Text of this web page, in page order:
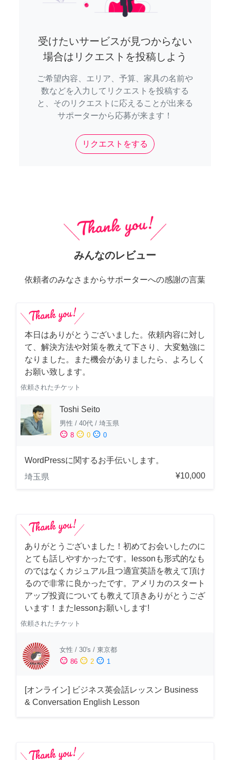
受けたいサービスが見つからない
場合はリクエストを投稿しよう
ご希望内容、エリア、予算、家具の名前や
数などを入力してリクエストを投稿する
と、そのリクエストに応えることが出来る
サポーターから応募が来ます！
リクエストをする
みんなのレビュー
依頼者のみなさまからサポーターへの感謝の言葉
本日はありがとうございました。依頼内容に対し
て、解決方法や対策を教えて下さり、大変勉強に
なりました。また機会がありましたら、よろしく
お願い致します。
依頼されたチケット
Toshi Seito
男性 / 40代 / 埼玉県
sentiment_satisfied 8 sentiment_neutral 0 sentiment_dissatisfied 0
WordPressに関するお手伝いします。
埼玉県
¥10,000
ありがとうございました！初めてお会いしたのに
とても話しやすかったです。lessonも形式的なも
のではなくカジュアル且つ適宜英語を教えて頂け
るので非常に良かったです。アメリカのスタート
アップ投資についても教えて頂きありがとうござ
います！またlessonお願いします!
依頼されたチケット
女性 / 30's / 東京都
sentiment_satisfied 86 sentiment_neutral 2 sentiment_dissatisfied 1
[オンライン] ビジネス英会話レッスン Business
& Conversation English Lesson